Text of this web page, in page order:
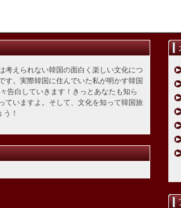
考えられない韓国の面白く楽しい文化につ
す。実際韓国に住んでいた私が明かす韓国
告白していきます！きっとあなたも知ら
ていますよ。そして、文化を知って韓国旅
！